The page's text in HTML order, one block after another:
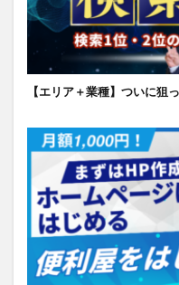
【エリア＋業種】ついに狙